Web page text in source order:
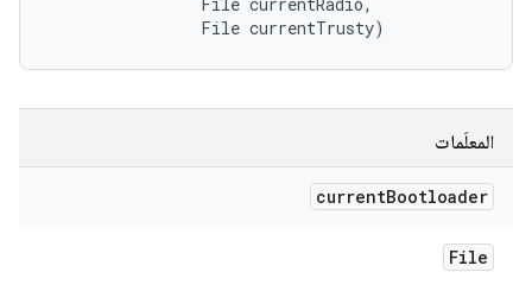
                File currentTrusty)
المعلَمات
currentBootloader
File